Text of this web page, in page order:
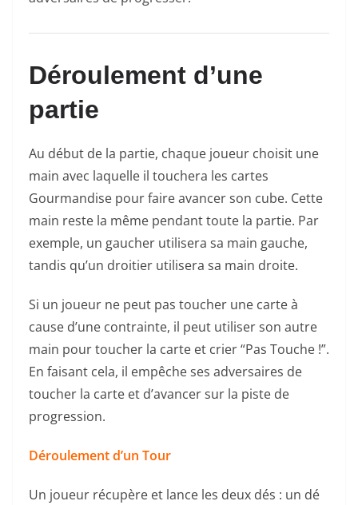
Déroulement d’une
partie
Au début de la partie, chaque joueur choisit une
main avec laquelle il touchera les cartes
Gourmandise pour faire avancer son cube. Cette
main reste la même pendant toute la partie. Par
exemple, un gaucher utilisera sa main gauche,
tandis qu’un droitier utilisera sa main droite.
Si un joueur ne peut pas toucher une carte à
cause d’une contrainte, il peut utiliser son autre
main pour toucher la carte et crier “Pas Touche !”.
En faisant cela, il empêche ses adversaires de
toucher la carte et d’avancer sur la piste de
progression.
Déroulement d’un Tour
Un joueur récupère et lance les deux dés : un dé